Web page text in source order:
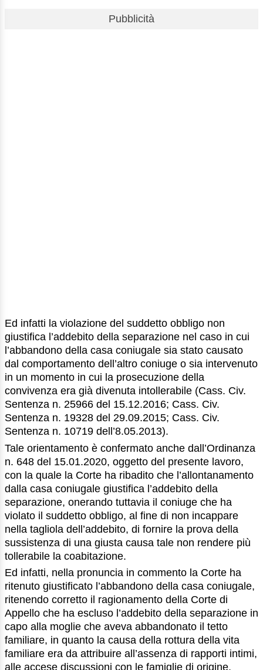
Pubblicità
Ed infatti la violazione del suddetto obbligo non
giustifica l’addebito della separazione nel caso in cui
l’abbandono della casa coniugale sia stato causato
dal comportamento dell’altro coniuge o sia intervenuto
in un momento in cui la prosecuzione della
convivenza era già divenuta intollerabile (Cass. Civ.
Sentenza n. 25966 del 15.12.2016; Cass. Civ.
Sentenza n. 19328 del 29.09.2015; Cass. Civ.
Sentenza n. 10719 dell’8.05.2013).
Tale orientamento è confermato anche dall’Ordinanza
n. 648 del 15.01.2020, oggetto del presente lavoro,
con la quale la Corte ha ribadito che l’allontanamento
dalla casa coniugale giustifica l’addebito della
separazione, onerando tuttavia il coniuge che ha
violato il suddetto obbligo, al fine di non incappare
nella tagliola dell’addebito, di fornire la prova della
sussistenza di una giusta causa tale non rendere più
tollerabile la coabitazione.
Ed infatti, nella pronuncia in commento la Corte ha
ritenuto giustificato l’abbandono della casa coniugale,
ritenendo corretto il ragionamento della Corte di
Appello che ha escluso l’addebito della separazione in
capo alla moglie che aveva abbandonato il tetto
familiare, in quanto la causa della rottura della vita
familiare era da attribuire all’assenza di rapporti intimi,
alle accese discussioni con le famiglie di origine,